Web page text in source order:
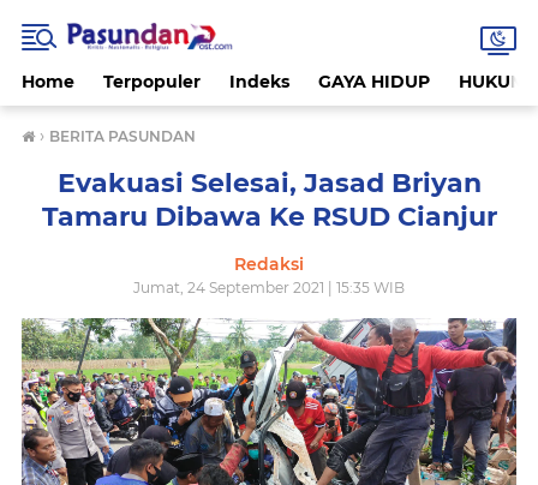
Home Terpopuler Indeks GAYA HIDUP HUKUM
› BERITA PASUNDAN
Evakuasi Selesai, Jasad Briyan
Tamaru Dibawa Ke RSUD Cianjur
Redaksi
Jumat, 24 September 2021 | 15:35 WIB